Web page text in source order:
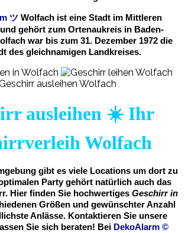
ツ Wolfach ist eine Stadt im Mittleren
gehört zum Ortenaukreis in Baden-
war bis zum 31. Dezember 1972 die
des gleichnamigen Landkreises.
ausleihen ☀️ Ihr
Wolfach
gibt es viele Locations um dort zu
Party gehört natürlich auch das
Hier finden Sie hochwertiges Geschirr in
Größen und gewünschter Anzahl
Anlässe. Kontaktieren Sie unsere
Sie sich beraten! Bei DekoAlarm ©